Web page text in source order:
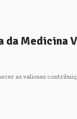
da Medicina
as valiosas